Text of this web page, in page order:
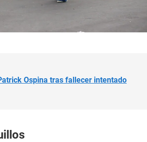
Ospina tras fallecer intentado